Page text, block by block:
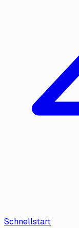
Schnellstart